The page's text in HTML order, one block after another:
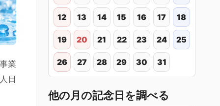
業
日
12 13 14 15 16 17 18
19 20 21 22 23 24 25
26 27 28 29 30 31
他の月の記念日を調べる